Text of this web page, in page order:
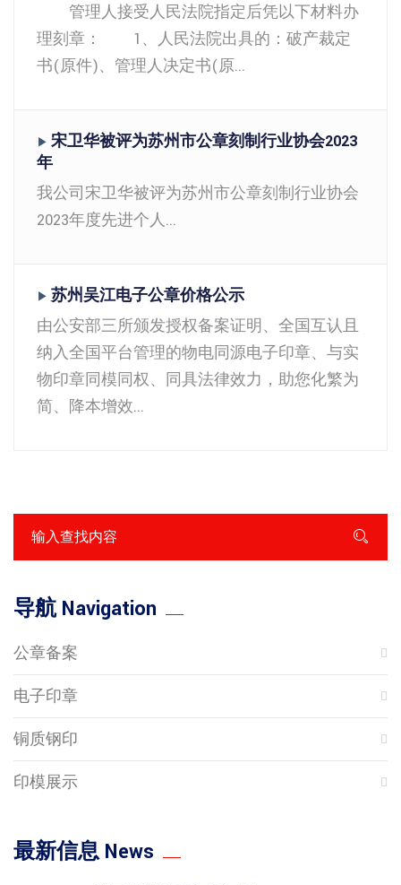
管理人接受人民法院指定后凭以下材料办
理刻章： 1、人民法院出具的：破产裁定
书(原件)、管理人决定书(原...
▶ 宋卫华被评为苏州市公章刻制行业协会2023
年
我公司宋卫华被评为苏州市公章刻制行业协会
2023年度先进个人...
▶苏州吴江电子公章价格公示
由公安部三所颁发授权备案证明、全国互认且
纳入全国平台管理的物电同源电子印章、与实
物印章同模同权、同具法律效力，助您化繁为
简、降本增效...
导航 Navigation
公章备案
电子印章
铜质钢印
印模展示
最新信息 News